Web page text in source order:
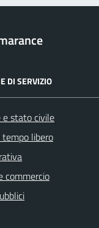
DI SERVIZIO
e stato civile
libero
commercio